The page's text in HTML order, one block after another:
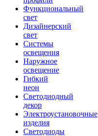
Функциональный
свет
Дизайнерский
свет
Системы
освещения
Наружное
освещение
Гибкий
неон
Светодиодный
декор
Электроустановочные
изделия
Светодиоды